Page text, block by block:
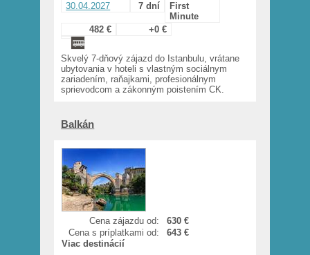
30.04.2027 7 dní
First
Minute
482 €
+0 €
Skvelý 7-dňový zájazd do Istanbulu, vrátane
ubytovania v hoteli s vlastným sociálnym
zariadením, raňajkami, profesionálnym
sprievodcom a zákonným poistením CK.
Balkán
Cena zájazdu od:
630 €
Cena s príplatkami od:
643 €
Viac destinácií